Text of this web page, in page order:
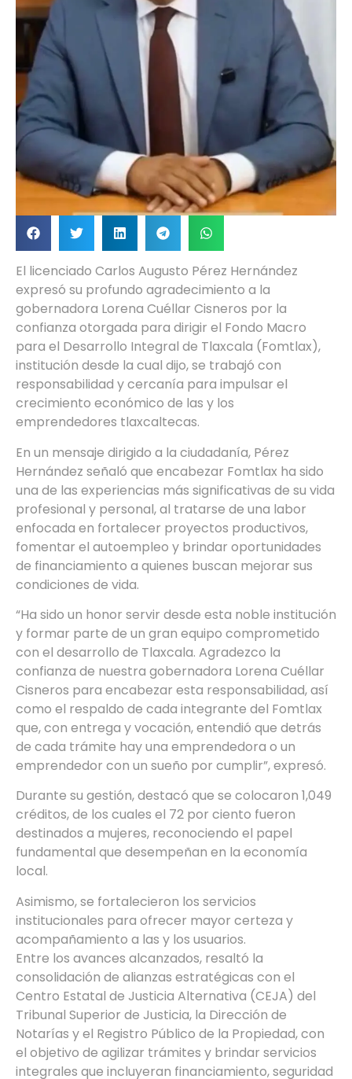
El licenciado Carlos Augusto Pérez Hernández
expresó su profundo agradecimiento a la
gobernadora Lorena Cuéllar Cisneros por la
confianza otorgada para dirigir el Fondo Macro
para el Desarrollo Integral de Tlaxcala (Fomtlax),
institución desde la cual dijo, se trabajó con
responsabilidad y cercanía para impulsar el
crecimiento económico de las y los
emprendedores tlaxcaltecas.
En un mensaje dirigido a la ciudadanía, Pérez
Hernández señaló que encabezar Fomtlax ha sido
una de las experiencias más significativas de su vida
profesional y personal, al tratarse de una labor
enfocada en fortalecer proyectos productivos,
fomentar el autoempleo y brindar oportunidades
de financiamiento a quienes buscan mejorar sus
condiciones de vida.
“Ha sido un honor servir desde esta noble institución
y formar parte de un gran equipo comprometido
con el desarrollo de Tlaxcala. Agradezco la
confianza de nuestra gobernadora Lorena Cuéllar
Cisneros para encabezar esta responsabilidad, así
como el respaldo de cada integrante del Fomtlax
que, con entrega y vocación, entendió que detrás
de cada trámite hay una emprendedora o un
emprendedor con un sueño por cumplir”, expresó.
Durante su gestión, destacó que se colocaron 1,049
créditos, de los cuales el 72 por ciento fueron
destinados a mujeres, reconociendo el papel
fundamental que desempeñan en la economía
local.
Asimismo, se fortalecieron los servicios
institucionales para ofrecer mayor certeza y
acompañamiento a las y los usuarios.
Entre los avances alcanzados, resaltó la
consolidación de alianzas estratégicas con el
Centro Estatal de Justicia Alternativa (CEJA) del
Tribunal Superior de Justicia, la Dirección de
Notarías y el Registro Público de la Propiedad, con
el objetivo de agilizar trámites y brindar servicios
integrales que incluyeran financiamiento, seguridad